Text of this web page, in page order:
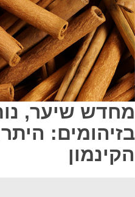
מחדש שיער,
בזיהומים:
הקינמון